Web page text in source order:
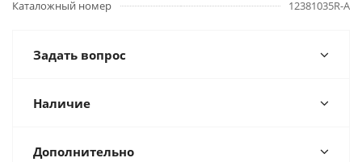
Каталожный номер 12381035R-A
Задать вопрос
Наличие
Дополнительно